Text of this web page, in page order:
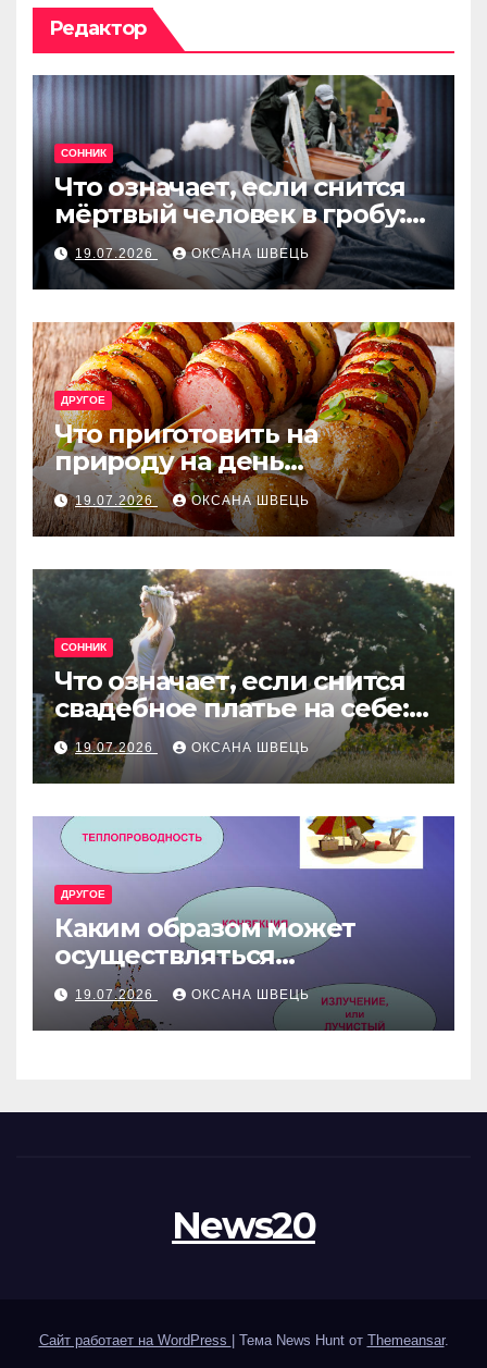
Редактор
СОННИК
Что означает, если снится
мёртвый человек в гробу:
толкование сна
19.07.2026 ОКСАНА ШВЕЦЬ
ДРУГОЕ
Что приготовить на
природу на день
рождения: лучшие идеи
меню
19.07.2026 ОКСАНА ШВЕЦЬ
СОННИК
Что означает, если снится
свадебное платье на себе:
толкование сна
19.07.2026 ОКСАНА ШВЕЦЬ
ДРУГОЕ
Каким образом может
осуществляться
теплопередача в
жидкостях и газах
19.07.2026 ОКСАНА ШВЕЦЬ
News20
Сайт работает на WordPress Тема News Hunt от Themeansar.